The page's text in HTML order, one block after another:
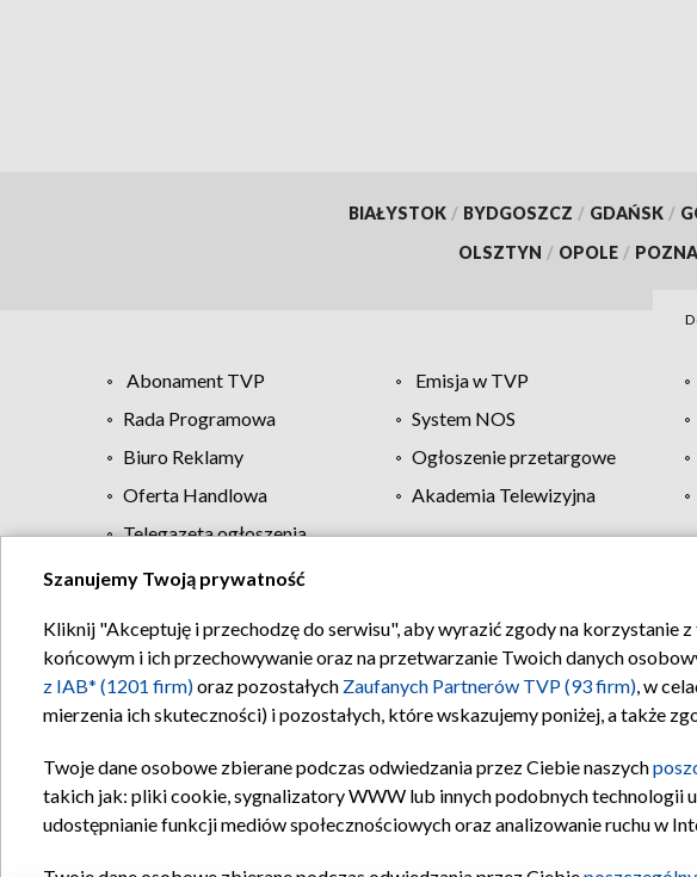
BIAŁYSTOK / BYDGOSZCZ / GDAŃSK /
OLSZTYN / OPOLE /
Abonament TVP Emisja w TVP
Rada Programowa
System NOS
Biuro Reklamy
Ogłoszenie przetargowe
Oferta Handlowa
Akademia Telewizyjna
Telegazeta ogłoszenia
Regulamin TVP Polityka
Szanujemy Twoją prywatność
Kliknij "Akceptuję i przechodzę do serwisu", aby wyrazić zgody na korzystanie
końcowym i ich przechowywanie oraz na przetwarzanie Twoich danych
z IAB* (1201 firm)oraz pozostałych Zaufanych Partnerów TVP (93 firm), w
mierzenia ich skuteczności) i pozostałych, które wskazujemy poniżej, a także
Twoje dane osobowe zbierane podczas odwiedzania przez Ciebie naszych
takich jak: pliki cookie, sygnalizatory WWW lub innych podobnych technologii
udostępnianie funkcji mediów społecznościowych oraz analizowanie ruchu w